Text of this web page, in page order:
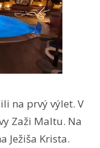
na prvý výlet. V
Zaži Maltu. Na
Ježiša Krista.